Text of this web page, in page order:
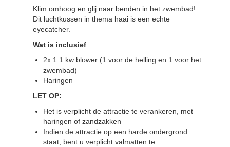
Klim omhoog en glij naar benden in het zwembad!
Dit luchtkussen in thema haai is een echte
eyecatcher.
Wat is inclusief
2x 1.1 kw blower (1 voor de helling en 1 voor het
zwembad)
Haringen
LET OP:
Het is verplicht de attractie te verankeren, met
haringen of zandzakken
Indien de attractie op een harde ondergrond
staat, bent u verplicht valmatten te